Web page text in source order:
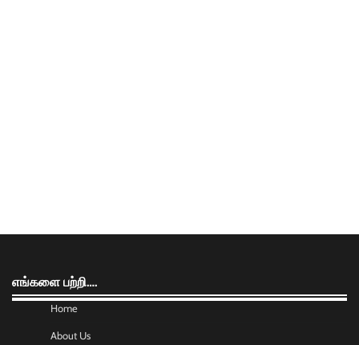
எங்களை பற்றி….
Home
About Us